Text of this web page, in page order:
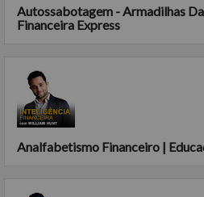
Autossabotagem - Armadilhas
Financeira Express
Analfabetismo Financeiro |